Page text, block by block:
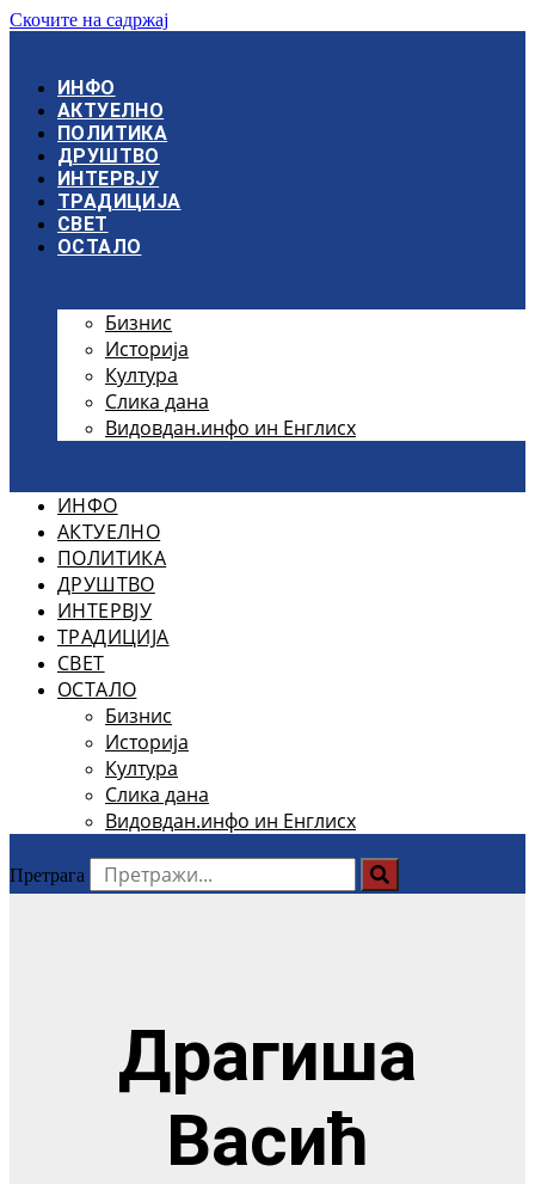
Скочите на садржај
ИНФО
АКТУЕЛНО
ПОЛИТИКА
ДРУШТВО
ИНТЕРВЈУ
ТРАДИЦИЈА
СВЕТ
ОСТАЛО
Бизнис
Историја
Култура
Слика дана
Видовдан.инфо ин Енглисх
ИНФО
АКТУЕЛНО
ПОЛИТИКА
ДРУШТВО
ИНТЕРВЈУ
ТРАДИЦИЈА
СВЕТ
ОСТАЛО
Бизнис
Историја
Култура
Слика дана
Видовдан.инфо ин Енглисх
Претрага
Драгиша
Васић